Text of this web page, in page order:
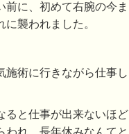
前に、初めて右腕の今ま
襲われました。
施術に行きながら仕事し
ると仕事が出来ないほど